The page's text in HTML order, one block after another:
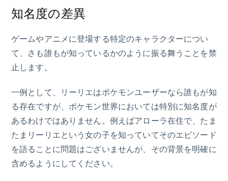
知名度の差異
ゲームやアニメに登場する特定のキャラクターについ
て、さも誰もが知っているかのように振る舞うことを禁
止します。
一例として、リーリエはポケモンユーザーなら誰もが知
る存在ですが、ポケモン世界においては特別に知名度が
あるわけではありません。例えばアローラ在住で、たま
たまリーリエという女の子を知っていてそのエピソード
を語ることに問題はございませんが、その背景を明確に
含めるようにしてください。